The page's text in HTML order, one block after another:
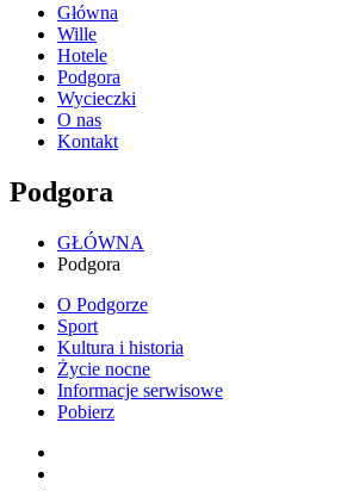
Główna
Wille
Hotele
Podgora
Wycieczki
O nas
Kontakt
Podgora
GŁÓWNA
Podgora
O Podgorze
Sport
Kultura i historia
Życie nocne
Informacje serwisowe
Pobierz